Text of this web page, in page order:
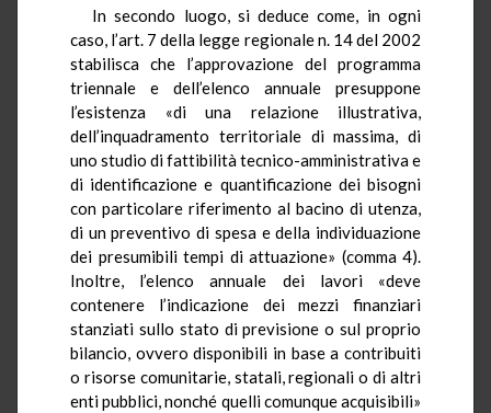
In secondo luogo, si deduce come, in ogni
caso, l’art. 7 della legge regionale n. 14 del 2002
stabilisca che l’approvazione del programma
triennale e dell’elenco annuale presuppone
l’esistenza «di una relazione illustrativa,
dell’inquadramento territoriale di massima, di
uno studio di fattibilità tecnico-amministrativa e
di identificazione e quantificazione dei bisogni
con particolare riferimento al bacino di utenza,
di un preventivo di spesa e della individuazione
dei presumibili tempi di attuazione» (comma 4).
Inoltre, l’elenco annuale dei lavori «deve
contenere l’indicazione dei mezzi finanziari
stanziati sullo stato di previsione o sul proprio
bilancio, ovvero disponibili in base a contribuiti
o risorse comunitarie, statali, regionali o di altri
enti pubblici, nonché quelli comunque acquisibili»